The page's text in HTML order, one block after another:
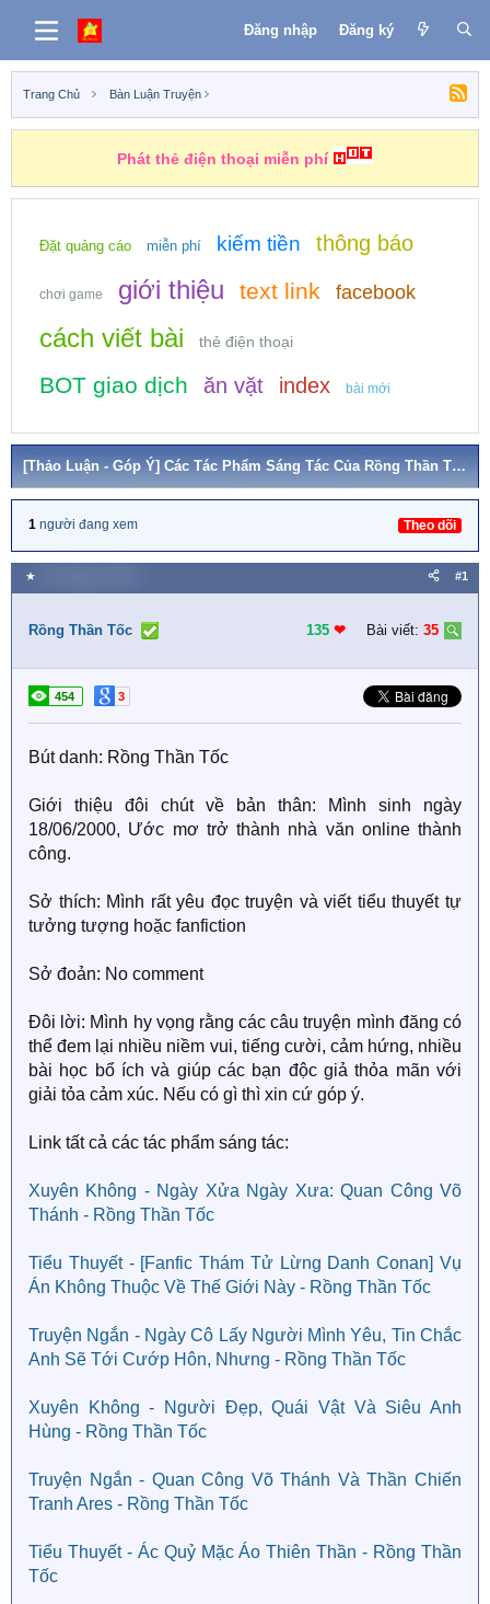
Đăng nhập Đăng ký
Trang Chủ Bàn Luận Truyện
Phát thẻ điện thoại miễn phí
Đặt quảng cáo miễn phí kiếm tiền thông báo
chơi game giới thiệu text link facebook
cách viết bài thẻ điện thoại
BOT giao dịch ăn vặt index bài mới
[Thảo Luận - Góp Ý] Các Tác Phẩm Sáng Tác Của Rồng Thần Tốc
1 người đang xem Theo dõi
★ #1
Rồng Thần Tốc 135 ❤︎ Bài viết: 35
454 3
Bút danh: Rồng Thần Tốc
Giới thiệu đôi chút về bản thân: Mình sinh ngày
18/06/2000, Ước mơ trở thành nhà văn online thành
công.
Sở thích: Mình rất yêu đọc truyện và viết tiểu thuyết tự
tưởng tượng hoặc fanfiction
Sở đoản: No comment
Đôi lời: Mình hy vọng rằng các câu truyện mình đăng có
thể đem lại nhiều niềm vui, tiếng cười, cảm hứng, nhiều
bài học bổ ích và giúp các bạn độc giả thỏa mãn với
giải tỏa cảm xúc. Nếu có gì thì xin cứ góp ý.
Link tất cả các tác phẩm sáng tác:
Xuyên Không - Ngày Xửa Ngày Xưa: Quan Công Võ
Thánh - Rồng Thần Tốc
Tiểu Thuyết - [Fanfic Thám Tử Lừng Danh Conan] Vụ
Án Không Thuộc Về Thế Giới Này - Rồng Thần Tốc
Truyện Ngắn - Ngày Cô Lấy Người Mình Yêu, Tin Chắc
Anh Sẽ Tới Cướp Hôn, Nhưng - Rồng Thần Tốc
Xuyên Không - Người Đẹp, Quái Vật Và Siêu Anh
Hùng - Rồng Thần Tốc
Truyện Ngắn - Quan Công Võ Thánh Và Thần Chiến
Tranh Ares - Rồng Thần Tốc
Tiểu Thuyết - Ác Quỷ Mặc Áo Thiên Thần - Rồng Thần
Tốc